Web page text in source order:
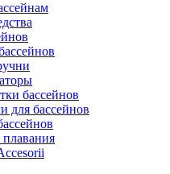
бассейнов
для бассейнов
плавания